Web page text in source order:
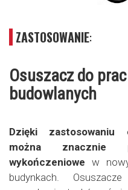
ZASTOSOWANIE:
Osuszacz do
budowlanych
Dzięki zastosowaniu
można znacznie
wykończeniowe w
budynkach.